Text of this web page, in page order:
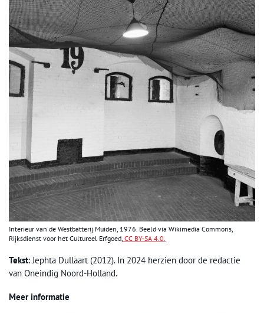
Interieur van de Westbatterij Muiden, 1976. Beeld via Wikimedia Commons,
Rijksdienst voor het Cultureel Erfgoed, CC BY-SA 4.0.
Tekst: Jephta Dullaart (2012). In 2024 herzien door de redactie
van Oneindig Noord-Holland.
Meer informatie